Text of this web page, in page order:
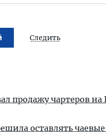
Следить
продажу чартеров
оставлять